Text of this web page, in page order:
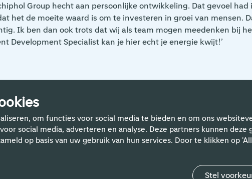
om functies voor social media te bieden en om ons
social media, adverteren en analyse. Deze partners kunnen
op basis van uw gebruik van hun services. Door te klikken op
Stel
Group hecht aan persoonlijke ontwikkeling. Dat gevoel
het de moeite waard is om te investeren in groei van mensen.
Ik ben dan ook trots dat wij als team mogen meedenken bij
Development Specialist kan je hier echt je energie kwijt!’
van Schiphol-